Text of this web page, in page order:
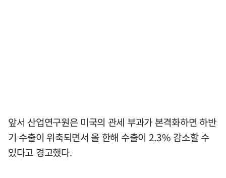
앞서 산업연구원은 미국의 관세 부과가 본격화하면 하반
기 수출이 위축되면서 올 한해 수출이 2.3% 감소할 수
있다고 경고했다.